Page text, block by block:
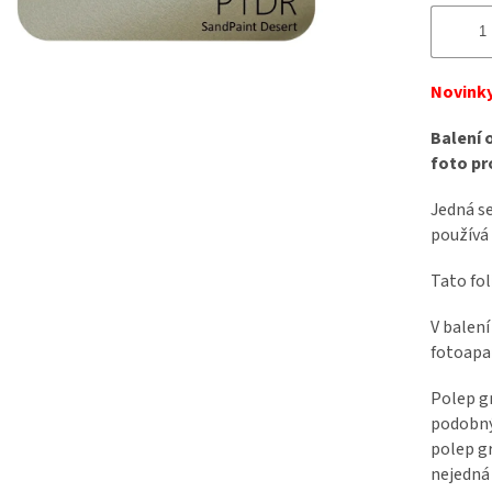
Balení
foto
Jedná
Tato
V
Polep
polep